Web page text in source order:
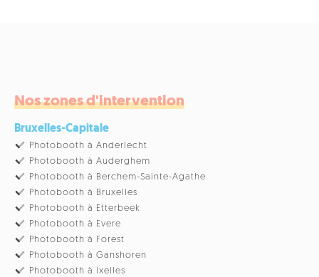
Nos zones d'intervention
Bruxelles-Capitale
Photobooth à Anderlecht
Photobooth à Auderghem
Photobooth à Berchem-Sainte-Agathe
Photobooth à Bruxelles
Photobooth à Etterbeek
Photobooth à Evere
Photobooth à Forest
Photobooth à Ganshoren
Photobooth à Ixelles